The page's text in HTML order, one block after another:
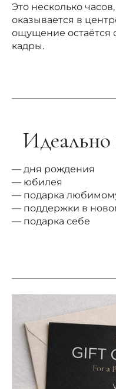
Это несколько
оказывается в
ощущение остаётся
кадры.
Идеально
— дня рождения
— юбилея
— подарка
— поддержки в
— подарка себе